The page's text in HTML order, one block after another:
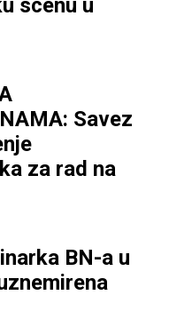
Savez
za rad na
BN-a u